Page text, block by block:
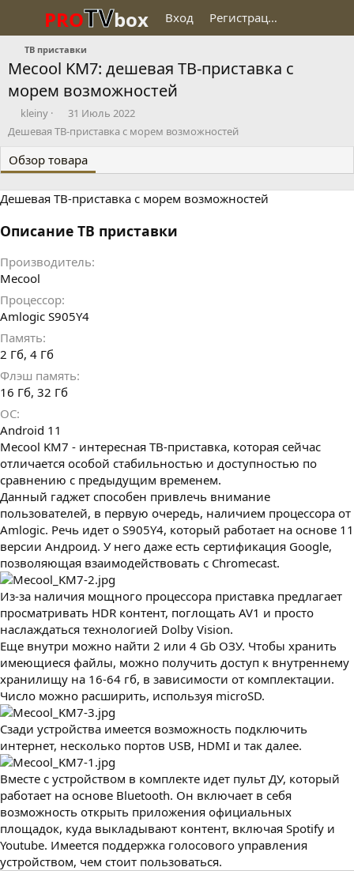
PROTVbox Вход Регистрация
ТВ приставки
Mecool KM7: дешевая ТВ-приставка с
морем возможностей
Д
о
а
в
л
kleiny
Д
а
а
с
з
а
н
я
31 Июль 2022
Дешевая ТВ-приставка с морем возможностей
Обзор товара
Дешевая ТВ-приставка с морем возможностей
Описание ТВ приставки
Производитель
Mecool
Процессор
Amlogic S905Y4
Память
2 Гб 4 Гб
Флэш память
16 Гб 32 Гб
ОС
Android 11
Mecool KM7 - интересная ТВ-приставка, которая сейчас
отличается особой стабильностью и доступностью по
сравнению с предыдущим временем.
Данный гаджет способен привлечь внимание
пользователей, в первую очередь, наличием процессора от
Amlogic. Речь идет о S905Y4, который работает на основе 11
версии Андроид. У него даже есть сертификация Google,
позволяющая взаимодействовать с Chromecast.
Из-за наличия мощного процессора приставка предлагает
просматривать HDR контент, поглощать AV1 и просто
наслаждаться технологией Dolby Vision.
Еще внутри можно найти 2 или 4 Gb ОЗУ. Чтобы хранить
имеющиеся файлы, можно получить доступ к внутреннему
хранилищу на 16-64 гб, в зависимости от комплектации.
Число можно расширить, используя microSD.
Сзади устройства имеется возможность подключить
интернет, несколько портов USB, HDMI и так далее.
Вместе с устройством в комплекте идет пульт ДУ, который
работает на основе Bluetooth. Он включает в себя
возможность открыть приложения официальных
площадок, куда выкладывают контент, включая Spotify и
Youtube. Имеется поддержка голосового управления
устройством, чем стоит пользоваться.